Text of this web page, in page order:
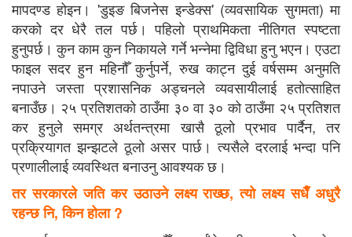
मापदण्ड होइन। 'डुइङ बिजनेस इन्डेक्स' (व्यवसायिक सुगमता) मा
करको दर धेरै तल पर्छ। पहिलो प्राथमिकता नीतिगत स्पष्टता
हुनुपर्छ। कुन काम कुन निकायले गर्ने भन्नेमा द्विविधा हुनु भएन। एउटा
फाइल सदर हुन महिनौँ कुर्नुपर्ने, रुख काट्न दुई वर्षसम्म अनुमति
नपाउने जस्ता प्रशासनिक अड्चनले व्यवसायीलाई हतोत्साहित
बनाउँछ। २५ प्रतिशतको ठाउँमा ३० वा ३० को ठाउँमा २५ प्रतिशत
कर हुनुले समग्र अर्थतन्त्रमा खासै ठूलो प्रभाव पार्दैन, तर
प्रक्रियागत झन्झटले ठूलो असर पार्छ। त्यसैले दरलाई भन्दा पनि
प्रणालीलाई व्यवस्थित बनाउनु आवश्यक छ।
तर सरकारले जति कर उठाउने लक्ष्य राख्छ, त्यो लक्ष्य सधैँ अधुरै
रहन्छ नि, किन होला ?